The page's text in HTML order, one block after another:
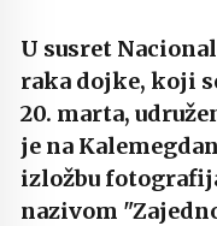
U susret
raka dojke, koji
20. marta,
je na
izložbu
nazivom